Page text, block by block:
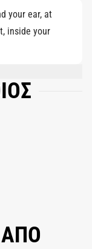
your ear, at
inside your
HEXYL CINNAMAL,
LIMONENE.
ΑΠΟ